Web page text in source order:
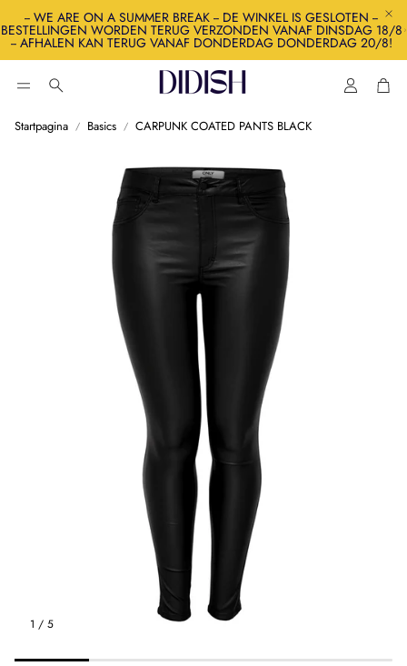
-- WE ARE ON A SUMMER BREAK -- DE WINKEL IS GESLOTEN --
BESTELLINGEN WORDEN TERUG VERZONDEN VANAF DINSDAG 18/8
-- AFHALEN KAN TERUG VANAF DONDERDAG DONDERDAG 20/8!
Zoeken Account
Startpagina Basics CARPUNK COATED PANTS BLACK
1 / 5